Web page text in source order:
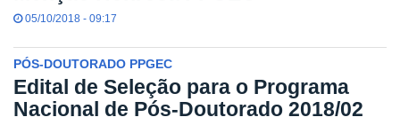
05/10/2018 - 09:17
PÓS-DOUTORADO PPGEC
Edital de Seleção para o Programa
Nacional de Pós-Doutorado 2018/02